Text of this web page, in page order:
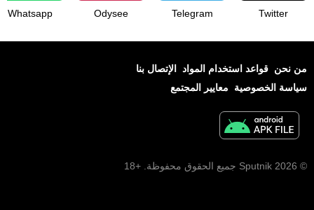
Twitter
Telegram
Odysee
Whatsapp
من نحن قواعد استخدام المواد
الإتصال بنا
سياسة الخصوصية
معايير المجتمع
© 2026 Sputnik جميع الحقوق محفوظة. +18